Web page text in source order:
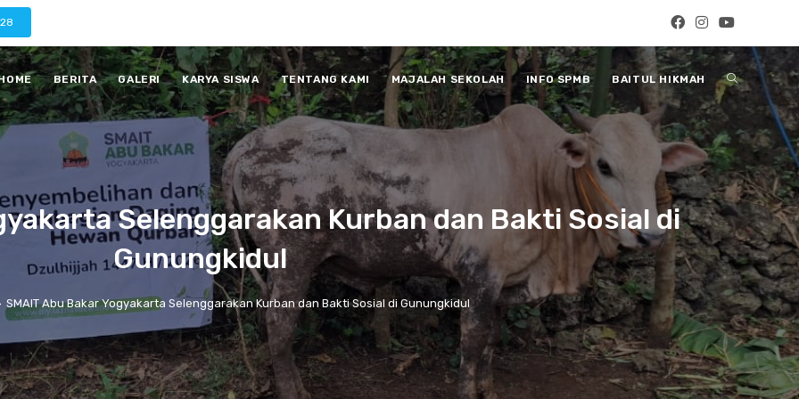
BERITA GALERI KARYA SISWA TENTANG KAMI MAJALAH SEKOLAH INFO SPMB BAITUL HIKMAH Toggle
website
search
Selenggarakan Kurban dan Bakti Sosial di
Gunungkidul
SMAIT Abu Bakar Yogyakarta Selenggarakan Kurban dan Bakti Sosial di Gunungkidul